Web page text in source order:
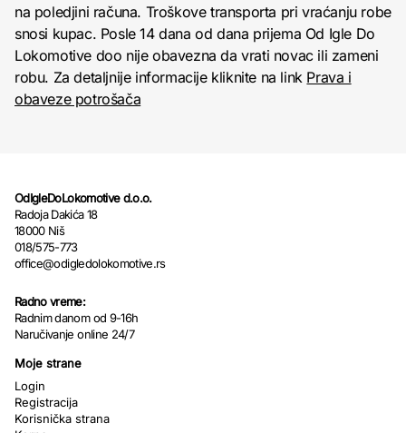
na poledjini računa. Troškove transporta pri vraćanju robe
snosi kupac. Posle 14 dana od dana prijema Od Igle Do
Lokomotive doo nije obavezna da vrati novac ili zameni
robu. Za detaljnije informacije kliknite na link Prava i
obaveze potrošača
OdIgleDoLokomotive d.o.o.
Radoja Dakića 18
18000 Niš
018/575-773
office@odigledolokomotive.rs
Radno vreme:
Radnim danom od 9-16h
Naručivanje online 24/7
Moje strane
Login
Registracija
Korisnička strana